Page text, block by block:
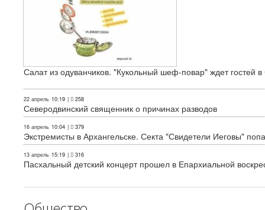
Салат из одуванчиков. "Кукольный шеф-повар" ждет гостей
22 апрель 10:19 | 258
Северодвинский священник о причинах разводов
16 апрель 10:04 | 379
Экстремисты в Архангельске. Секта "Свидетели Иеговы"
13 апрель 15:19 | 316
Пасхальный детский концерт прошел в Епархиальной